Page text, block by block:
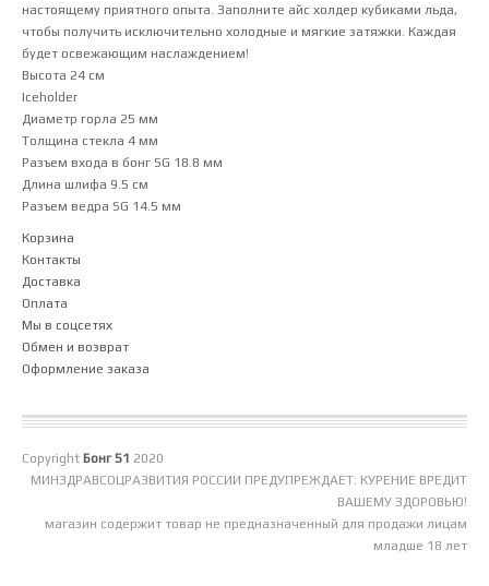
настоящему приятного опыта. Заполните айс холдер кубиками льда,
чтобы получить исключительно холодные и мягкие затяжки. Каждая
будет освежающим наслаждением!
Высота 24 см
Iceholder
Диаметр горла 25 мм
Толщина стекла 4 мм
Разъем входа в бонг SG 18.8 мм
Длина шлифа 9.5 см
Разъем ведра SG 14.5 мм
Корзина
Контакты
Доставка
Оплата
Мы в соцсетях
Обмен и возврат
Оформление заказа
Copyright Бонг 51 2020
МИНЗДРАВСОЦРАЗВИТИЯ РОССИИ ПРЕДУПРЕЖДАЕТ: КУРЕНИЕ ВРЕДИТ
ВАШЕМУ ЗДОРОВЬЮ!
магазин содержит товар не предназначенный для продажи лицам
младше 18 лет